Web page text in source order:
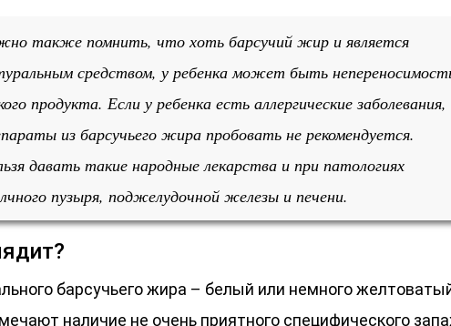
также помнить, что хоть барсучий жир и является
средством, у ребенка может быть
продукта. Если у ребенка есть аллергические заболевания,
из барсучьего жира пробовать не рекомендуется.
давать такие народные лекарства и при патологиях
пузыря, поджелудочной железы и печени.
барсучьего жира – белый или немного
наличие не очень приятного специфического